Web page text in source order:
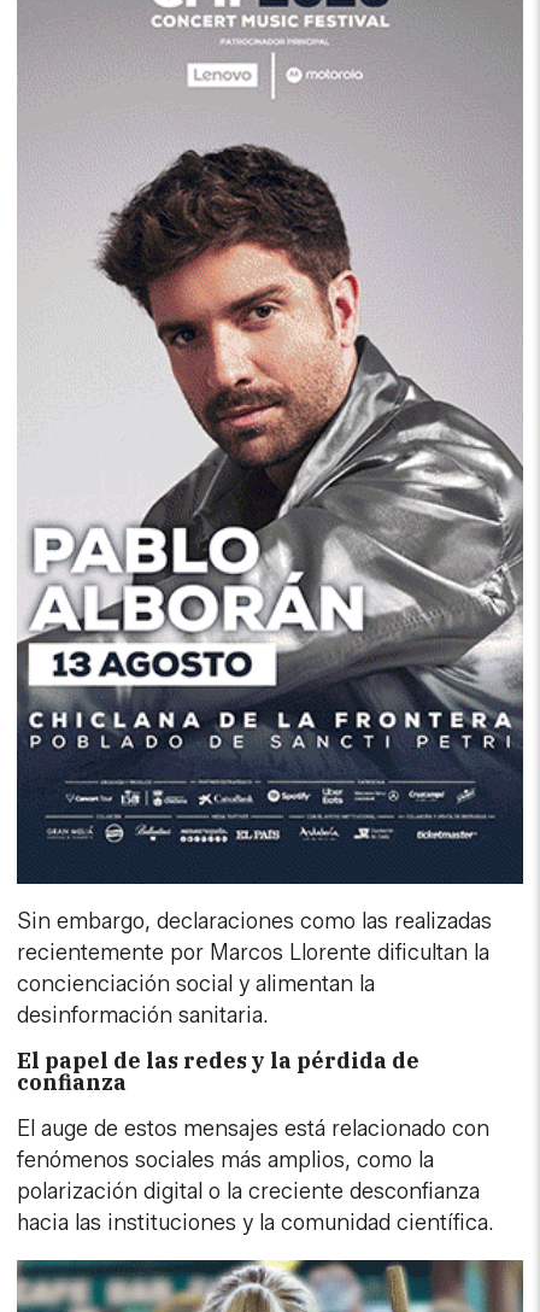
Sin embargo, declaraciones como las realizadas
recientemente por Marcos Llorente dificultan la
concienciación social y alimentan la
desinformación sanitaria.
El papel de las redes y la pérdida de
confianza
El auge de estos mensajes está relacionado con
fenómenos sociales más amplios, como la
polarización digital o la creciente desconfianza
hacia las instituciones y la comunidad científica.